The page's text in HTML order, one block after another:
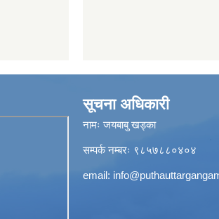
सूचना अधिकारी
नामः जयबाबु खड्का
सम्पर्क नम्बरः ९८५७८८०४०४
email: